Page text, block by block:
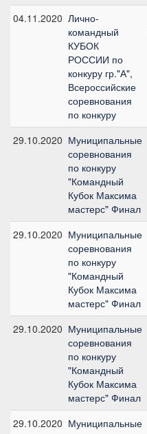
04.11.2020 Лично-
командный
КУБОК
РОССИИ по
конкуру гр."А",
Всероссийские
соревнования
по конкуру
29.10.2020 Муниципальные
соревнования
по конкуру
"Командный
Кубок Максима
мастерс" Финал
29.10.2020 Муниципальные
соревнования
по конкуру
"Командный
Кубок Максима
мастерс" Финал
29.10.2020 Муниципальные
соревнования
по конкуру
"Командный
Кубок Максима
мастерс" Финал
29.10.2020 Муниципальные